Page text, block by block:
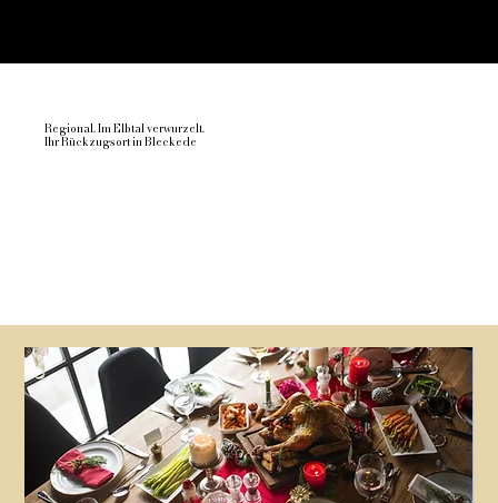
Regional. Im Elbtal verwurzelt.
Ihr Rückzugsort in Bleckede